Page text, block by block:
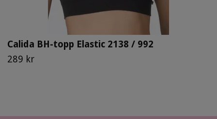
Calida BH-topp Elastic 2138 / 992
289 kr